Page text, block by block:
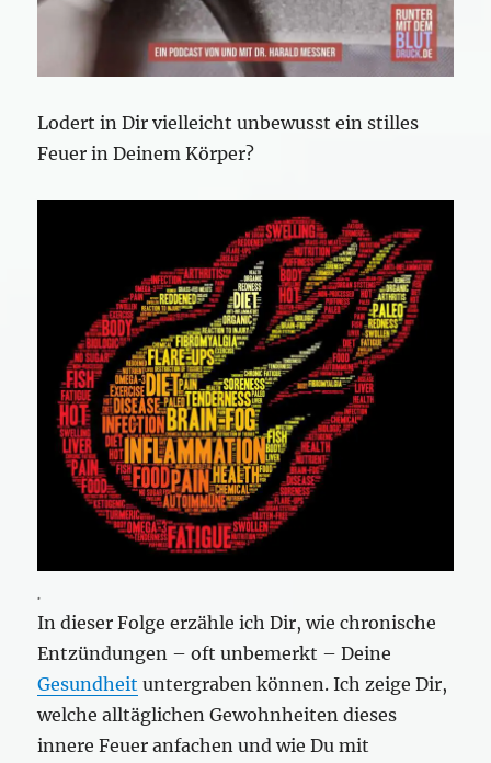
Lodert in Dir vielleicht unbewusst ein stilles
Feuer in Deinem Körper?
.
In dieser Folge erzähle ich Dir, wie chronische
Entzündungen – oft unbemerkt – Deine
Gesundheit untergraben können. Ich zeige Dir,
welche alltäglichen Gewohnheiten dieses
innere Feuer anfachen und wie Du mit